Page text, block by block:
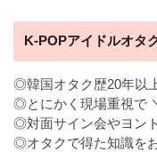
K-POPアイドルオタ
◎韓国オタク歴20年以
◎とにかく現場重視で
◎対面サイン会やヨン
◎オタクで得た知識を